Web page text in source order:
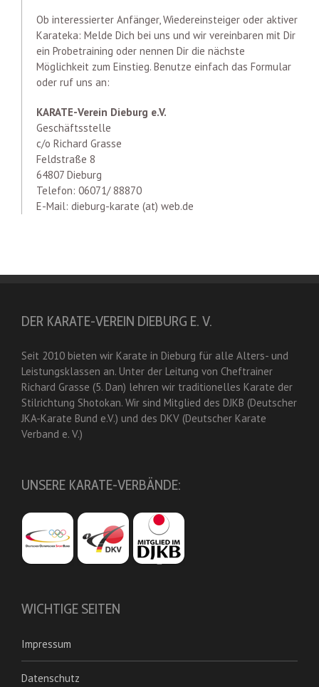
Ob interessierter Anfänger, Wiedereinsteiger oder aktiver
Karateka: Melde Dich bei uns und wir vereinbaren mit Dir
ein Probetraining oder nennen Dir die nächste
Möglichkeit zum Einstieg. Benutze einfach das Formular
oder ruf uns an:
KARATE-Verein Dieburg e.V.
Geschäftsstelle
c/o Richard Grasse
Feldstraße 8
64807 Dieburg
Telefon: 06071/ 88870
E-Mail: dieburg-karate (at) web.de
DER KARATE-VEREIN DIEBURG E. V.
Seit 2010 bieten wir Karate in Dieburg für alle Alters- und
Leistungsklassen an. Unter der Leitung von Cheftrainer
Richard Grasse (5. Dan) lehren wir traditionelles Karate der
Stilrichtung Shotokan. Wir sind Mitglied des DJKB (Deutscher
JKA-Karate Bund e.V.) und des DKV (Deutscher Karate
Verband e. V.)
UNSERE KARATE-VERBÄNDE:
WICHTIGE SEITEN
Impressum
Datenschutz